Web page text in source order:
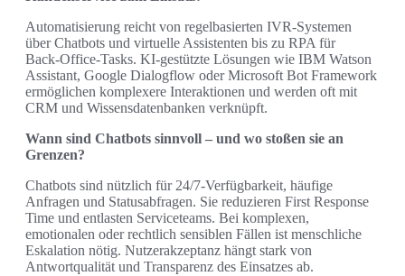
Automatisierung reicht von regelbasierten IVR‑Systemen
über Chatbots und virtuelle Assistenten bis zu RPA für
Back‑Office‑Tasks. KI‑gestützte Lösungen wie IBM Watson
Assistant, Google Dialogflow oder Microsoft Bot Framework
ermöglichen komplexere Interaktionen und werden oft mit
CRM und Wissensdatenbanken verknüpft.
Wann sind Chatbots sinnvoll – und wo stoßen sie an
Grenzen?
Chatbots sind nützlich für 24/7‑Verfügbarkeit, häufige
Anfragen und Statusabfragen. Sie reduzieren First Response
Time und entlasten Serviceteams. Bei komplexen,
emotionalen oder rechtlich sensiblen Fällen ist menschliche
Eskalation nötig. Nutzerakzeptanz hängt stark von
Antwortqualität und Transparenz des Einsatzes ab.